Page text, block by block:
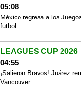
05:08
México regresa a los
futbol
LEAGUES CUP 2026
04:55
¡Salieron Bravos! Juárez
Vancouver